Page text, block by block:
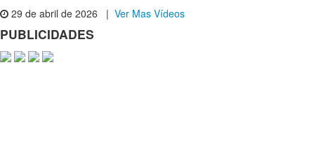
29 de abril de 2026 | Ver Mas Vídeos
PUBLICIDADES